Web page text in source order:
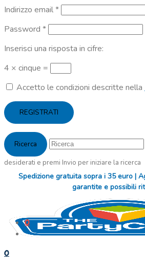
Indirizzo email*Richiesto
Password *Richiesto
Inserisci una risposta in cifre:
4 × cinque =
Accetto le condizioni descritte nella
REGISTRATI
desiderati e premi Invio per iniziare la ricerca
Spedizione gratuita sopra i 35 euro |
garantite e possibili
0
0